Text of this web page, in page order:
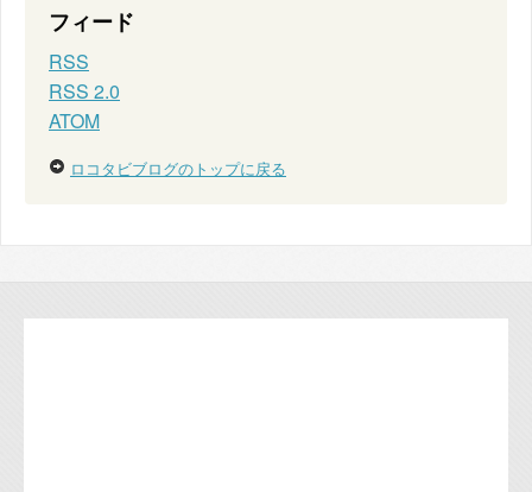
フィード
RSS
RSS 2.0
ATOM
ロコタビブログのトップに戻る